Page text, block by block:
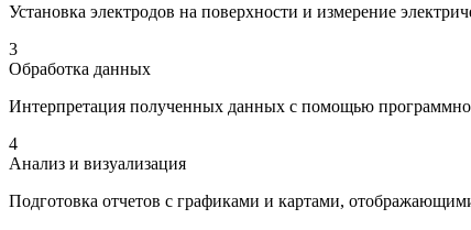
Установка электродов на поверхности и измерение
3
Обработка данных
Интерпретация полученных данных с помощью
4
Анализ и визуализация
Подготовка отчетов с графиками и картами,